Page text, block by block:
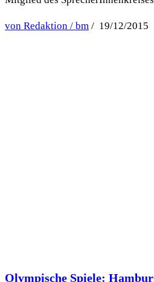
von Redaktion / bm / 19/12/2015
Olympische Spiele: